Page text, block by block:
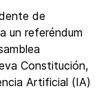
de
un referéndum
Constitución,
Artificial (IA)